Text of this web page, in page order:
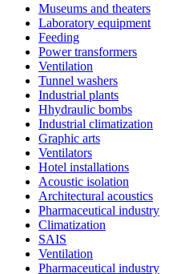
Museums and theaters
Laboratory equipment
Feeding
Power transformers
Ventilation
Tunnel washers
Industrial plants
Hhydraulic bombs
Industrial climatization
Graphic arts
Ventilators
Hotel installations
Acoustic isolation
Architectural acoustics
Pharmaceutical industry
Climatization
SAIS
Ventilation
Pharmaceutical industry